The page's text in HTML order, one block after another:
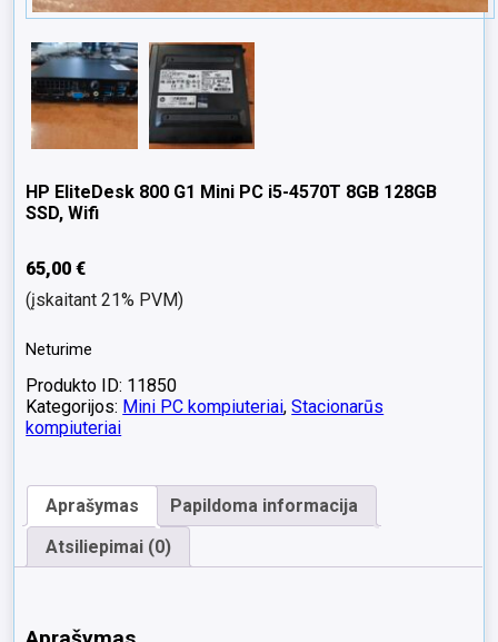
HP EliteDesk 800 G1 Mini PC i5-4570T 8GB 128GB
SSD, Wifi
65,00€
(įskaitant 21% PVM)
Neturime
Produkto ID: 11850
Kategorijos: Mini PC kompiuteriai,Stacionarūs
kompiuteriai
Aprašymas
Papildoma informacija
Atsiliepimai (0)